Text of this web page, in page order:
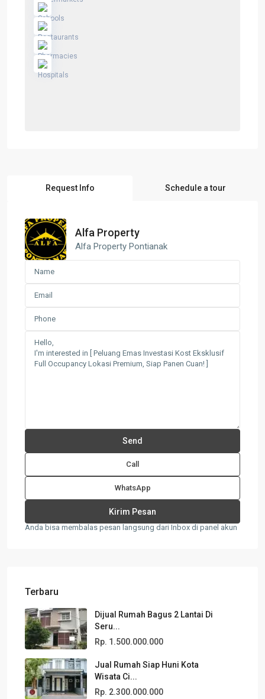
Request Info Schedule a tour
Alfa Property
Alfa Property Pontianak
Call
WhatsApp
Anda bisa membalas pesan langsung dari Inbox di panel akun
Terbaru
Dijual Rumah Bagus 2 Lantai Di
Seru...
Rp. 1.500.000.000
Jual Rumah Siap Huni Kota
Wisata Ci...
Rp. 2.300.000.000